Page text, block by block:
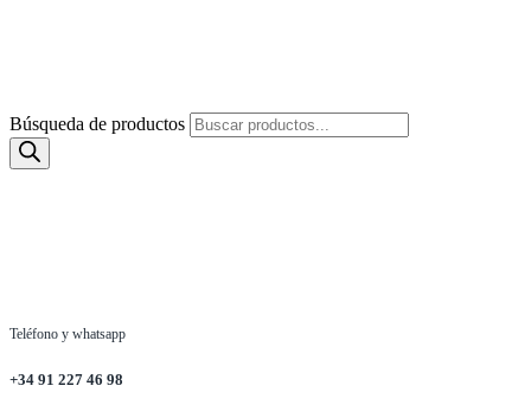
Búsqueda de productos
Teléfono y whatsapp
+34 91 227 46 98